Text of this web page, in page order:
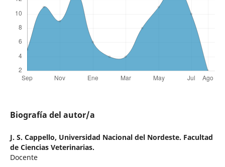
Biografía del autor/a
J. S. Cappello, Universidad Nacional del Nordeste. Facultad
de Ciencias Veterinarias.
Docente